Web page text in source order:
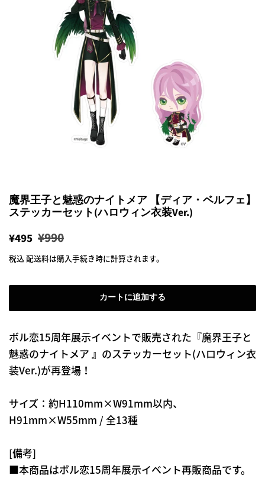
魔界王子と魅惑のナイトメア 【ディア・ベルフェ】
ステッカーセット(ハロウィン衣装Ver.)
通
常
格
¥495 販
売
格
¥990
税込 配送料は購入手続き時に計算されます。
カートに追加する
ボル恋15周年展示イベントで販売された『魔界王子と
魅惑のナイトメア 』のステッカーセット(ハロウィン衣
装Ver.)が再登場！
サイズ：約H110mm×W91mm以内、
H91mm×W55mm / 全13種
[備考]
■本商品はボル恋15周年展示イベント再販商品です。